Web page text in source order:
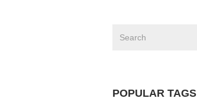
POPULAR TAGS